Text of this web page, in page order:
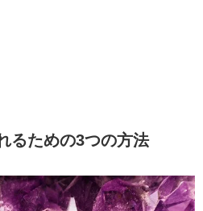
るための3つの方法